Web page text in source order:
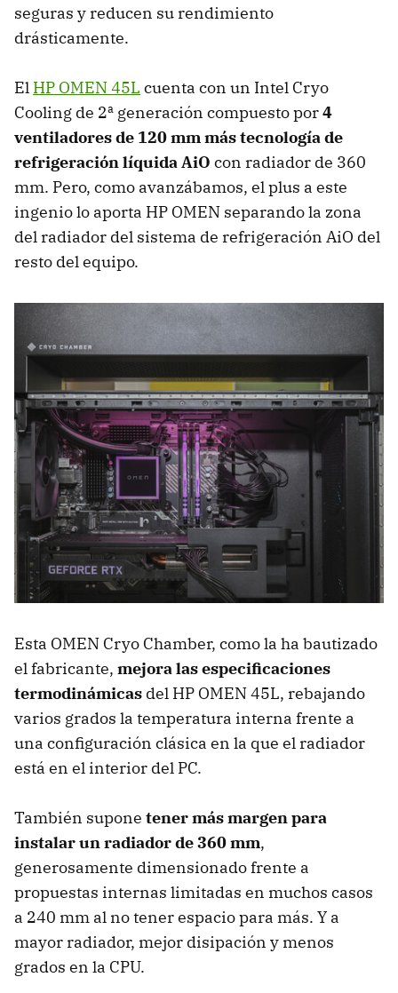
seguras y reducen su rendimiento
drásticamente.
El HP OMEN 45L cuenta con un Intel Cryo
Cooling de 2ª generación compuesto por4
ventiladores de 120 mm más tecnología de
refrigeración líquida AiO con radiador de 360
mm. Pero, como avanzábamos, el plus a este
ingenio lo aporta HP OMEN separando la zona
del radiador del sistema de refrigeración AiO del
resto del equipo.
Esta OMEN Cryo Chamber, como la ha bautizado
el fabricante, mejora las especificaciones
termodinámicas del HP OMEN 45L, rebajando
varios grados la temperatura interna frente a
una configuración clásica en la que el radiador
está en el interior del PC.
También supone tener más margen para
instalar un radiador de 360 mm,
generosamente dimensionado frente a
propuestas internas limitadas en muchos casos
a 240 mm al no tener espacio para más. Y a
mayor radiador, mejor disipación y menos
grados en la CPU.